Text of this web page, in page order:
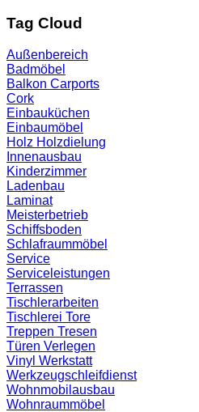
Tag Cloud
Außenbereich
Badmöbel
Balkon Carports
Cork
Einbauküchen
Einbaumöbel
Holz Holzdielung
Innenausbau
Kinderzimmer
Ladenbau
Laminat
Meisterbetrieb
Schiffsboden
Schlafraummöbel
Service
Serviceleistungen
Terrassen
Tischlerarbeiten
Tischlerei Tore
Treppen Tresen
Türen Verlegen
Vinyl Werkstatt
Werkzeugschleifdienst
Wohnmobilausbau
Wohnraummöbel